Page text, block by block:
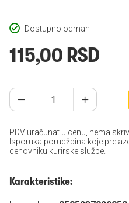
Dostupno odmah
115,00 RSD
PDV uračunat u cenu, nema
Isporuka porudžbina koje
cenovniku kurirske službe.
Karakteristike: